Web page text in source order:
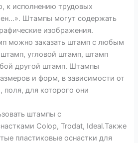
к исполнению трудовых
Штампы могут содержать
изображения.
можно заказать штамп с любым
угловой штамп, штамп
другой штамп. Штампы
и форм, в зависимости от
для которого они
штампы с
Colop, Trodat, Ideal.Также
пластиковые оснастки для